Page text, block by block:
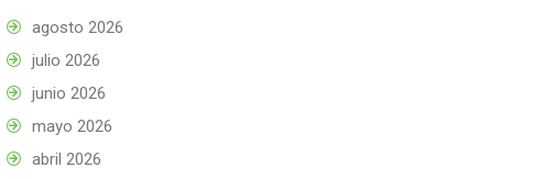
agosto 2026
julio 2026
junio 2026
mayo 2026
abril 2026